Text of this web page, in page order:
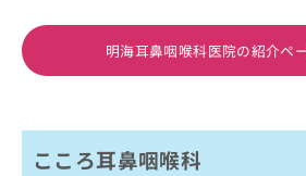
明海耳鼻咽喉科医院の紹介ペ
こころ耳鼻咽喉科